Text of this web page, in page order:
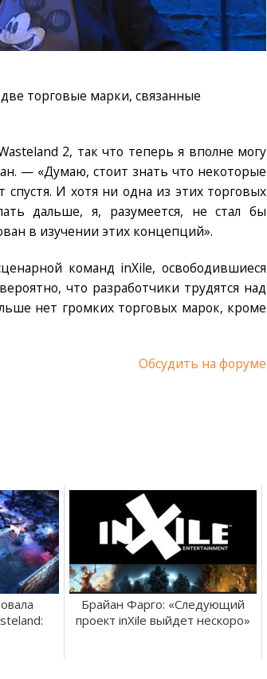
торговые марки, связанные
2, так что теперь я вполне могу
— «Думаю, стоит знать что некоторые
И хотя ни одна из этих торговых
дальше, я, разумеется, не стал бы
в изучении этих концепций».
команд inXile, освободившиеся
что разработчики трудятся над
нет громких торговых марок, кроме
Обсудить на форуме
Брайан Фарго: «Следующий
проект inXile выйдет нескоро»